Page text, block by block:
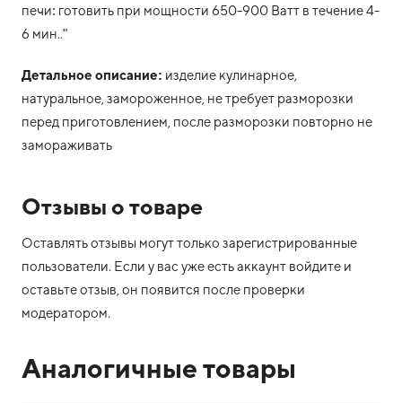
печи: готовить при мощности 650-900 Ватт в течение 4-
6 мин.."
Детальное описание: изделие кулинарное,
натуральное, замороженное, не требует разморозки
перед приготовлением, после разморозки повторно не
замораживать
Отзывы о товаре
Оставлять отзывы могут только зарегистрированные
пользователи. Если у вас уже есть аккаунт войдите и
оставьте отзыв, он появится после проверки
модератором.
Аналогичные товары